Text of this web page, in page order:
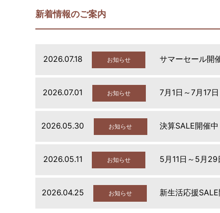
新着情報のご案内
2026.07.18 お知らせ サマーセール開
2026.07.01 お知らせ 7月1日～7月17
2026.05.30 お知らせ 決算SALE開催中
2026.05.11 お知らせ 5月11日～5月
2026.04.25 お知らせ 新生活応援SALE